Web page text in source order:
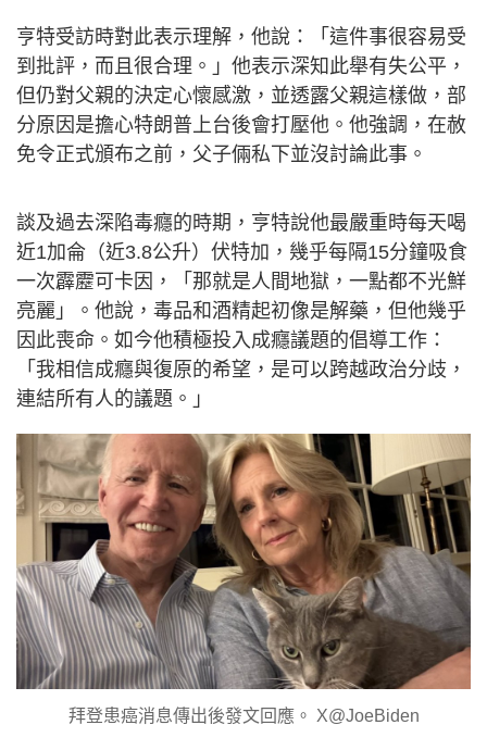
亨特受訪時對此表示理解，他說：「這件事很容易受
到批評，而且很合理。」他表示深知此舉有失公平，
但仍對父親的決定心懷感激，並透露父親這樣做，部
分原因是擔心特朗普上台後會打壓他。他強調，在赦
免令正式頒布之前，父子倆私下並沒討論此事。
談及過去深陷毒癮的時期，亨特說他最嚴重時每天喝
近1加侖（近3.8公升）伏特加，幾乎每隔15分鐘吸食
一次霹靂可卡因，「那就是人間地獄，一點都不光鮮
亮麗」。他說，毒品和酒精起初像是解藥，但他幾乎
因此喪命。如今他積極投入成癮議題的倡導工作：
「我相信成癮與復原的希望，是可以跨越政治分歧，
連結所有人的議題。」
拜登患癌消息傳出後發文回應。 X@JoeBiden